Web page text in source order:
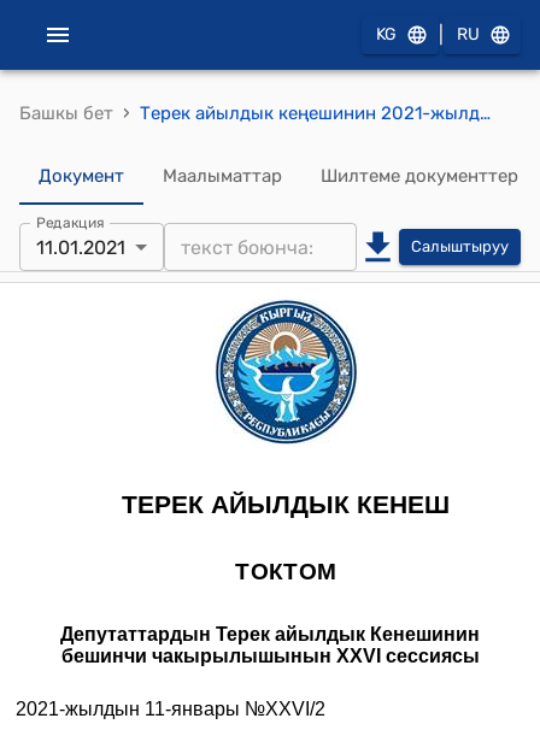
KG RU
Башкы бет › Терек айылдык кеңешинин 2021-жылдын 11-январындагы №XXVI/2 "Терек айыл аймагынын айыл өкмөтүнүн жергиликтүү бюджетинин 2021-жылга киреше, чыгаша бѳлүктѳрүн бекитүү жөнүндө" токтому
Документ Маалыматтар Шилтеме документтер
Редакция
11.01.2021 Салыштыруу